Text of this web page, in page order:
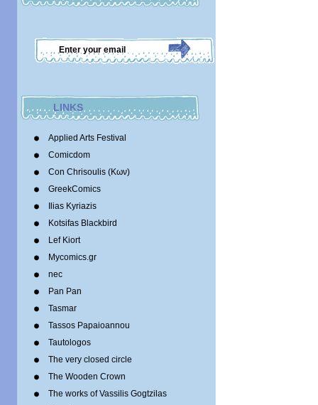
LINKS
Applied Arts Festival
Comicdom
Con Chrisoulis (Κων)
GreekComics
Ilias Kyriazis
Kotsifas Blackbird
Lef Kiort
Mycomics.gr
nec
Pan Pan
Tasmar
Tassos Papaioannou
Tautologos
The very closed circle
The Wooden Crown
The works of Vassilis Gogtzilas